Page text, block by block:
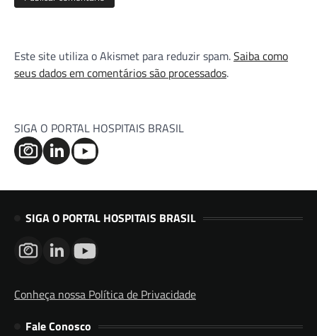
Este site utiliza o Akismet para reduzir spam.Saiba como
seus dados em comentários são processados.
SIGA O PORTAL HOSPITAIS BRASIL
SIGA O PORTAL HOSPITAIS BRASIL
Conheça nossa Política de Privacidade
Fale Conosco